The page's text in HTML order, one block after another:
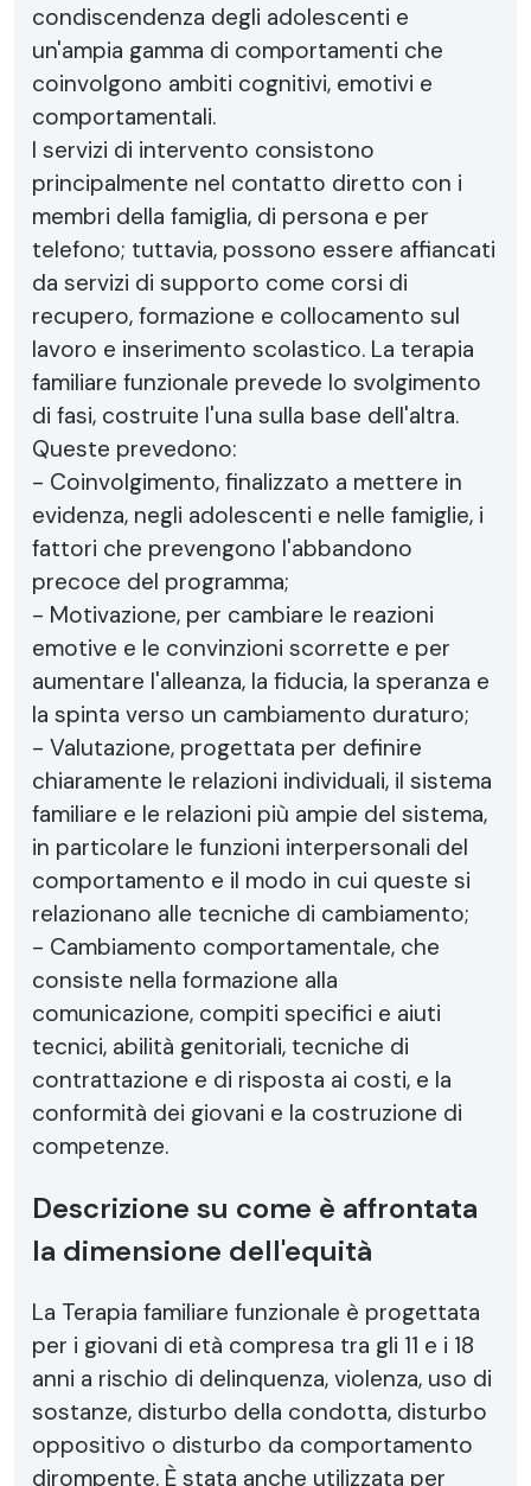
condiscendenza degli adolescenti e
un'ampia gamma di comportamenti che
coinvolgono ambiti cognitivi, emotivi e
comportamentali.
I servizi di intervento consistono
principalmente nel contatto diretto con i
membri della famiglia, di persona e per
telefono; tuttavia, possono essere affiancati
da servizi di supporto come corsi di
recupero, formazione e collocamento sul
lavoro e inserimento scolastico. La terapia
familiare funzionale prevede lo svolgimento
di fasi, costruite l'una sulla base dell'altra.
Queste prevedono:
- Coinvolgimento, finalizzato a mettere in
evidenza, negli adolescenti e nelle famiglie, i
fattori che prevengono l'abbandono
precoce del programma;
- Motivazione, per cambiare le reazioni
emotive e le convinzioni scorrette e per
aumentare l'alleanza, la fiducia, la speranza e
la spinta verso un cambiamento duraturo;
- Valutazione, progettata per definire
chiaramente le relazioni individuali, il sistema
familiare e le relazioni più ampie del sistema,
in particolare le funzioni interpersonali del
comportamento e il modo in cui queste si
relazionano alle tecniche di cambiamento;
- Cambiamento comportamentale, che
consiste nella formazione alla
comunicazione, compiti specifici e aiuti
tecnici, abilità genitoriali, tecniche di
contrattazione e di risposta ai costi, e la
conformità dei giovani e la costruzione di
competenze.
Descrizione su come è affrontata
la dimensione dell'equità
La Terapia familiare funzionale è progettata
per i giovani di età compresa tra gli 11 e i 18
anni a rischio di delinquenza, violenza, uso di
sostanze, disturbo della condotta, disturbo
oppositivo o disturbo da comportamento
dirompente. È stata anche utilizzata per